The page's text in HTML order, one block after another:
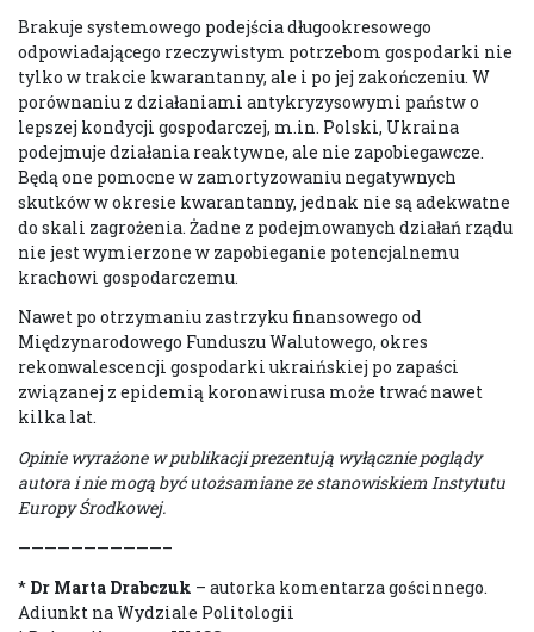
Brakuje systemowego podejścia długookresowego
odpowiadającego rzeczywistym potrzebom gospodarki nie
tylko w trakcie kwarantanny, ale i po jej zakończeniu. W
porównaniu z działaniami antykryzysowymi państw o
lepszej kondycji gospodarczej, m.in. Polski, Ukraina
podejmuje działania reaktywne, ale nie zapobiegawcze.
Będą one pomocne w zamortyzowaniu negatywnych
skutków w okresie kwarantanny, jednak nie są adekwatne
do skali zagrożenia. Żadne z podejmowanych działań rządu
nie jest wymierzone w zapobieganie potencjalnemu
krachowi gospodarczemu.
Nawet po otrzymaniu zastrzyku finansowego od
Międzynarodowego Funduszu Walutowego, okres
rekonwalescencji gospodarki ukraińskiej po zapaści
związanej z epidemią koronawirusa może trwać nawet
kilka lat.
Opinie wyrażone w publikacji prezentują wyłącznie poglądy
autora i nie mogą być utożsamiane ze stanowiskiem Instytutu
Europy Środkowej.
———————————–
* Dr Marta Drabczuk – autorka komentarza gościnnego.
Adiunkt na Wydziale Politologii